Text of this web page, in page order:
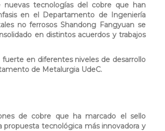
nuevas tecnologías del cobre que han
en el Departamento de Ingeniería
no ferrosos Shandong Fangyuan se
en distintos acuerdos y trabajos
en diferentes niveles de desarrollo
de Metalurgia UdeC.
de cobre que ha marcado el sello
propuesta tecnológica más innovadora y